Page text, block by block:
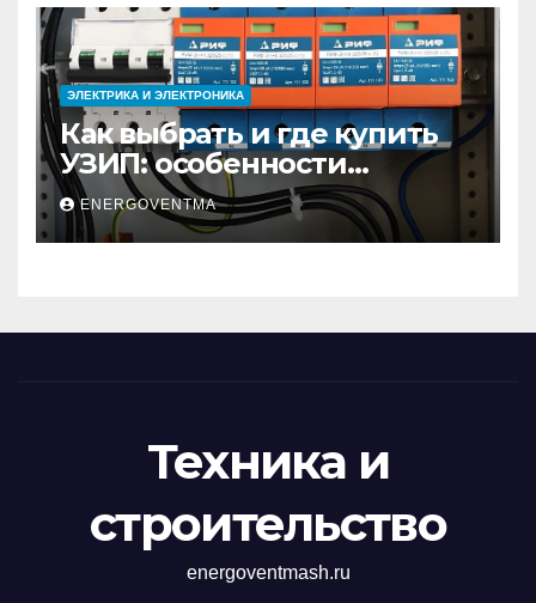
ЭЛЕКТРИКА И ЭЛЕКТРОНИКА
Как выбрать и где купить
УЗИП: особенности
устройств защиты от
импульсных
перенапряжений
ENERGOVENTMA
Техника и
строительство
energoventmash.ru